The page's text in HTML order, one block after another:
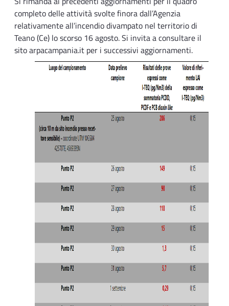
completo delle attività svolte finora dall’Agenzia
relativamente all’incendio divampato nel territorio di
Teano (Ce) lo scorso 16 agosto. Si invita a consultare il
sito arpacampania.it per i successivi aggiornamenti.